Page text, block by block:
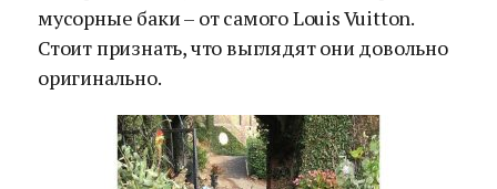
мусорные баки – от самого Louis Vuitton.
Стоит признать, что выглядят они довольно
оригинально.